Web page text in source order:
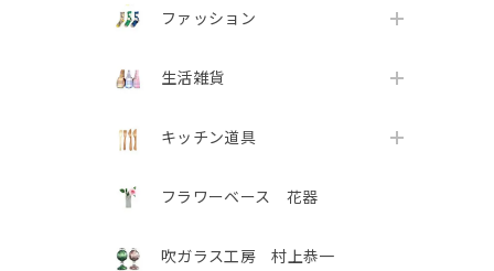
ファッション
生活雑貨
キッチン道具
フラワーベース 花器
吹ガラス工房 村上恭一